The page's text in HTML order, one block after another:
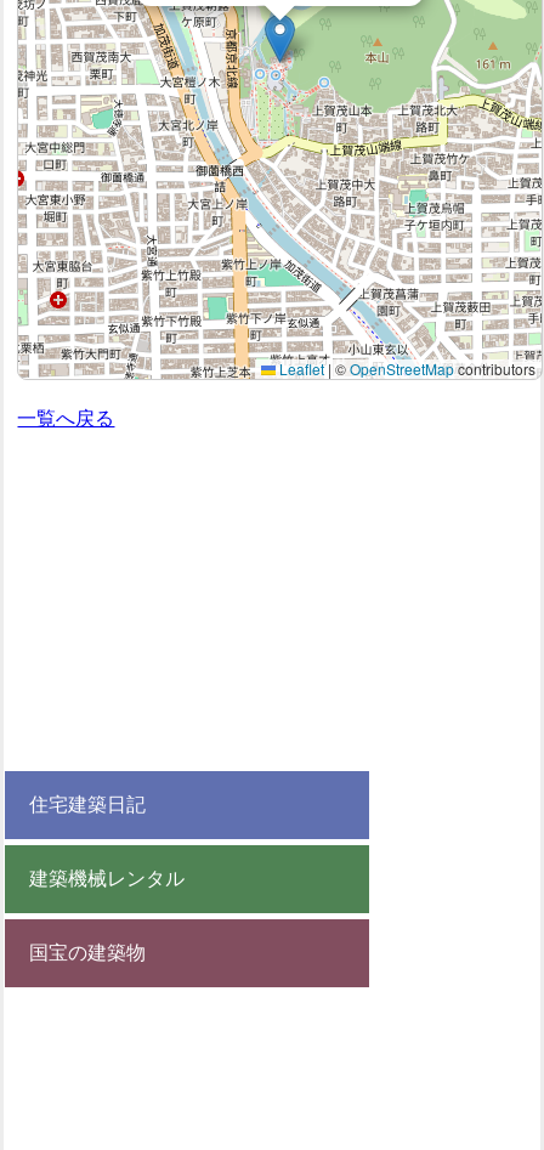
Leaflet | ©OpenStreetMapcontributors
一覧へ戻る
住宅建築日記
建築機械レンタル
国宝の建築物